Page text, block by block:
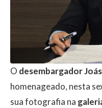
O desembargador
homenageado, nesta
sua fotografia na